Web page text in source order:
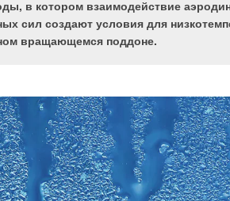
в котором взаимодействие
сил создают условия для
вращающемся поддоне.